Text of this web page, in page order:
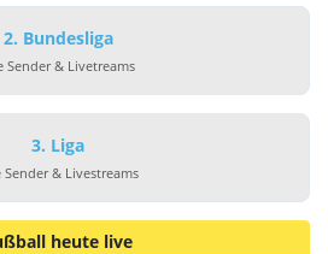
2. Bundesliga
Sender & Livetreams
3. Liga
Sender & Livestreams
heute live